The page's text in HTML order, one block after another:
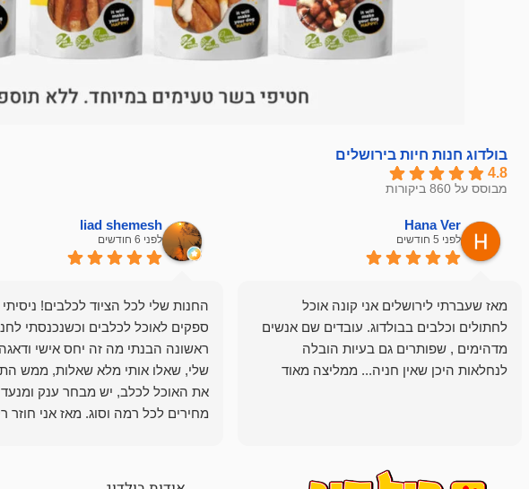
בולדוג חנות חיות בירושלים
4.8
מבוסס על 860 ביקורות
Hana Ver
לפני 5 חודשים
מאז שעברתי לירושלים אני קונה אוכל
לחתולים וכלבים בבולדוג. עובדים שם אנשים
מדהימים , שפותרים גם בעיות הובלה
לנחלאות היכן שאין חניה... ממליצה מאוד
liad shemesh
לפני 6 חודשים
החנות שלי לכל הציוד לכלבים!
ספקים לאוכל לכלבים וכשנכנסתי
ראשונה הבנתי מה זה יחס אישי
שלי, שאלו אותי מלא שאלות, ממש
את האוכל לכלב, יש מבחר ענק
מחירים לכל רמה וסוג. מאז אני חוזר